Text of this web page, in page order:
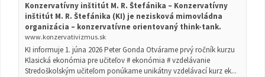
Konzervatívny inštitút M. R. Štefánika – Konzervatívny
inštitút M. R. Štefánika (KI) je nezisková mimovládna
organizácia – konzervatívne orientovaný think-tank.
www.konzervativizmus.sk
KI informuje 1. júna 2026 Peter Gonda Otvárame prvý ročník kurzu
Klasická ekonómia pre učiteľov # ekonómia # vzdelávanie
Stredoškolským učiteľom ponúkame unikátny vzdelávací kurz ek...